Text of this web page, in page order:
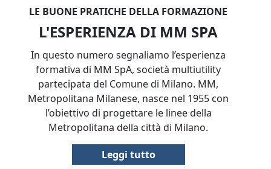
LE BUONE PRATICHE DELLA FORMAZIONE
L'ESPERIENZA DI MM SPA
In questo numero segnaliamo l’esperienza
formativa di MM SpA, società multiutility
partecipata del Comune di Milano. MM,
Metropolitana Milanese, nasce nel 1955 con
l’obiettivo di progettare le linee della
Metropolitana della città di Milano.
Leggi tutto